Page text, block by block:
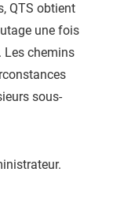
QTS obtient
une fois
Les chemins
sous-